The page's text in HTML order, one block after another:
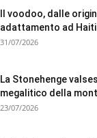
Il voodoo, dalle
adattamento ad Haiti
31/07/2026
La Stonehenge
megalitico della
23/07/2026